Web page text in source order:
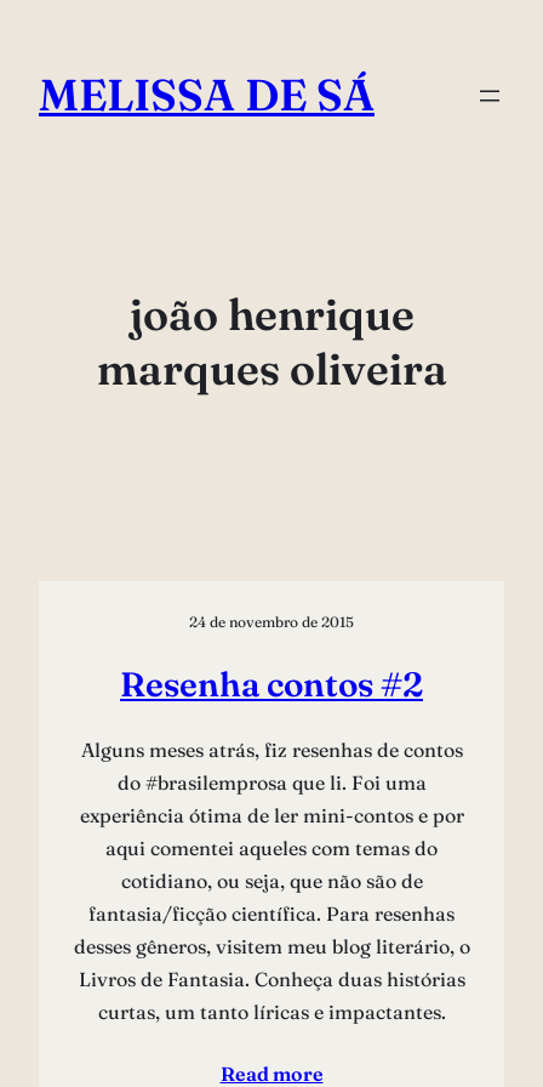
conteúdo
MELISSA DE SÁ
joão henrique
marques oliveira
24 de novembro de 2015
Resenha contos #2
Alguns meses atrás, fiz resenhas de contos
do #brasilemprosa que li. Foi uma
experiência ótima de ler mini-contos e por
aqui comentei aqueles com temas do
cotidiano, ou seja, que não são de
fantasia/ficção científica. Para resenhas
desses gêneros, visitem meu blog literário, o
Livros de Fantasia. Conheça duas histórias
curtas, um tanto líricas e impactantes.
Read more